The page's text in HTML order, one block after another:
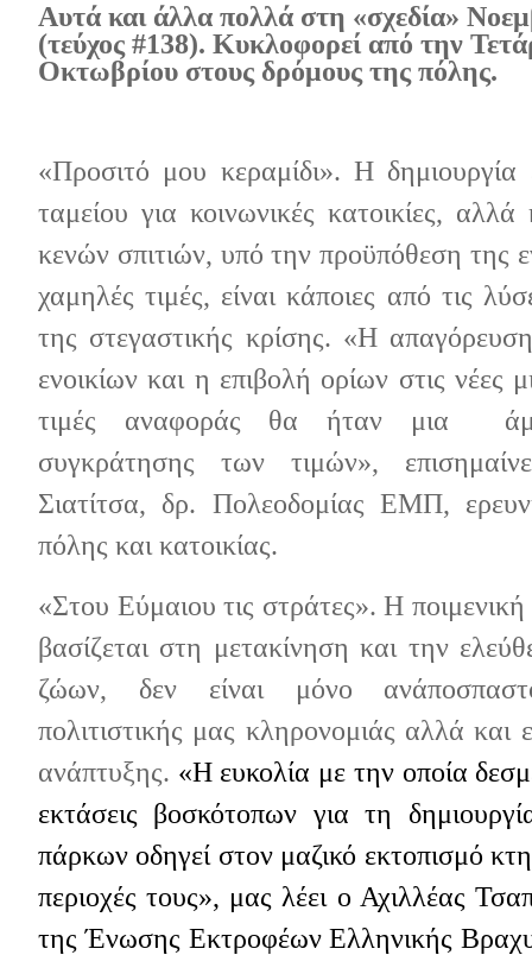
Αυτά και άλλα πολλά στη «σχεδία» N
(τεύχος #138). Κυκλοφορεί από την
Οκτωβρίου στους δρόμους της πόλης.
«Προσιτό μου κεραμίδι». H δημιουργία
ταμείου για κοινωνικές κατοικίες,
κενών σπιτιών, υπό την προϋπόθεση της
χαμηλές τιμές, είναι κάποιες από τις
της στεγαστικής κρίσης. «Η
ενοικίων και η επιβολή ορίων στις νέες
τιμές αναφοράς θα ήταν μια
συγκράτησης των τιμών»,
Σιατίτσα, δρ. Πολεοδομίας ΕΜΠ,
πόλης και κατοικίας.
«Στου Εύμαιου τις στράτες». Η
βασίζεται στη μετακίνηση και την
ζώων, δεν είναι μόνο
πολιτιστικής μας κληρονομιάς αλλά και
ανάπτυξης. «Η ευκολία με την οποία
εκτάσεις βοσκότοπων για τη
πάρκων οδηγεί στον μαζικό εκτοπισμό
περιοχές τους», μας λέει ο Αχιλλέας
τηςΈνωσης Εκτροφέων Ελληνικής